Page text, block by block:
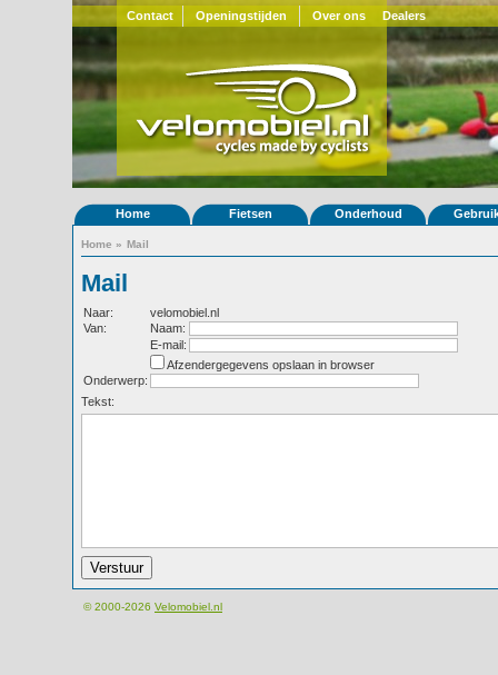
Contact Openingstijden Over ons Dealers
Home Fietsen Onderhoud
Home » Mail
Mail
Naar:
velomobiel.nl
Van:
Naam:
E-mail:
Afzendergegevens opslaan in browser
Onderwerp:
Tekst:
© 2000-2026 Velomobiel.nl